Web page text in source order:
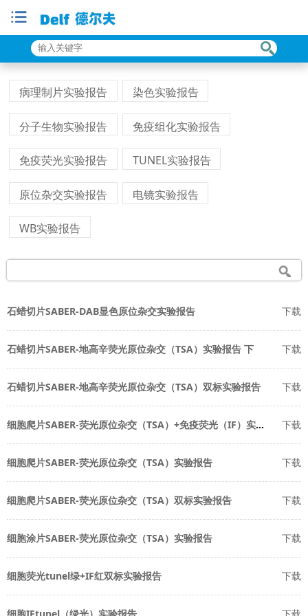
病理制片实验报告 染色实验报告
分子生物实验报告 免疫组化实验报告
免疫荧光实验报告 TUNEL实验报告
原位杂交实验报告 电镜实验报告
WB实验报告
石蜡切片SABER-DAB显色原位杂交实验报告 下载
石蜡切片SABER-地高辛荧光原位杂交（TSA）实验报告 下 下载
石蜡切片SABER-地高辛荧光原位杂交（TSA）双标实验报告 下载
细胞爬片SABER-荧光原位杂交（TSA）+免疫荧光（IF）实验报告 下载
细胞爬片SABER-荧光原位杂交（TSA）实验报告 下载
细胞爬片SABER-荧光原位杂交（TSA）双标实验报告 下载
细胞涂片SABER-荧光原位杂交（TSA）实验报告 下载
细胞荧光tunel绿+IF红双标实验报告 下载